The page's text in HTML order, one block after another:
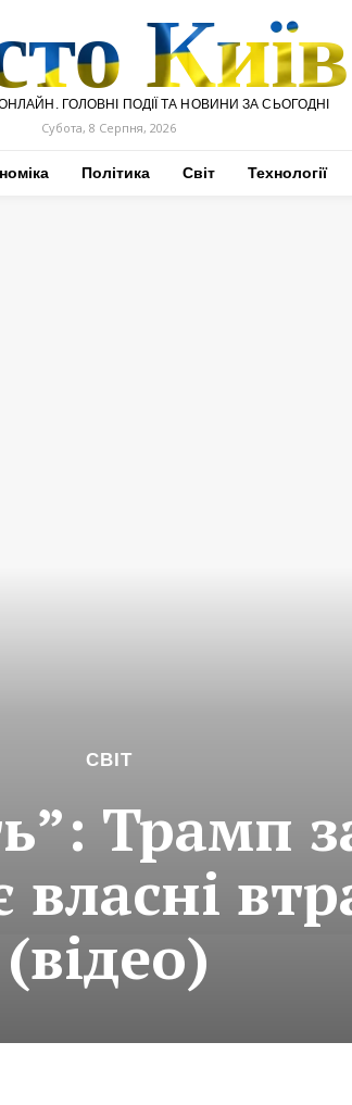
Київ
ГОЛОВНІ ПОДІЇ ТА НОВИНИ ЗА СЬОГОДНІ
Субота, 8 Серпня, 2026
Політика Світ Технології
СВІТ
Трамп
(відео)